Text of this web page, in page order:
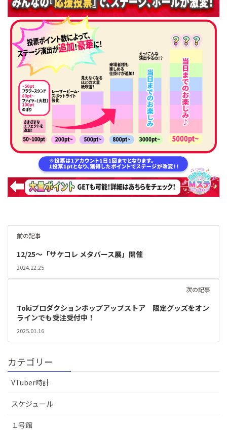
前の記事
12/25～「サケコレ メタバース展」開催
2024.12.25
次の記事
Tokiプロダクションポップアップストア 限定グッズをオン
ラインでも受注受付中！
2025.01.16
カテゴリー
VTuber時計
スケジュール
１号館